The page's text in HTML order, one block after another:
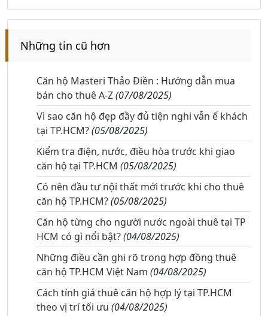
Những tin cũ hơn
Căn hộ Masteri Thảo Điền : Hướng dẫn mua
bán cho thuê A-Z(07/08/2025)
Vì sao căn hộ đẹp đầy đủ tiện nghi vẫn ế khách
tại TP.HCM?(05/08/2025)
Kiểm tra điện, nước, điều hòa trước khi giao
căn hộ tại TP.HCM (05/08/2025)
Có nên đầu tư nội thất mới trước khi cho thuê
căn hộ TP.HCM?(05/08/2025)
Căn hộ từng cho người nước ngoài thuê tại TP
HCM có gì nổi bật?(04/08/2025)
Những điều cần ghi rõ trong hợp đồng thuê
căn hộ TP.HCM Việt Nam (04/08/2025)
Cách tính giá thuê căn hộ hợp lý tại TP.HCM
theo vị trí tối ưu (04/08/2025)